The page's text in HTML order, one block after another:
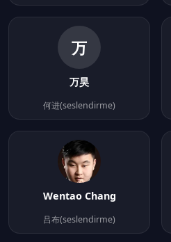
万
万昊
何进(seslendirme)
Wentao Chang
吕布(seslendirme)